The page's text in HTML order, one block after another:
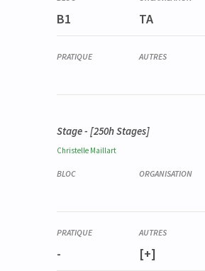
B1 TA
Stage - [250h Stages]
Christelle Maillart
- [+]